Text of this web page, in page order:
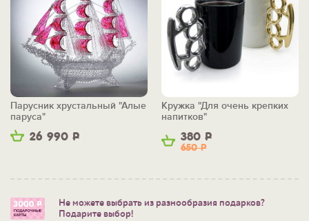
26 990 Р
Парусник хрустальный "Алые
паруса"
380 Р
650Р
Кружка "Для очень крепких
напитков"
Не можете выбрать из разнообразия подарков?
Подарите выбор!